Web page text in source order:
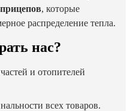
, которые
распределение тепла.
нас?
и отопителей
всех товаров.